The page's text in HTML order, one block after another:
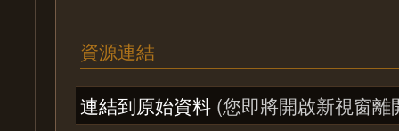
資源連結
連結到原始資料 (您即將開啟新視窗離